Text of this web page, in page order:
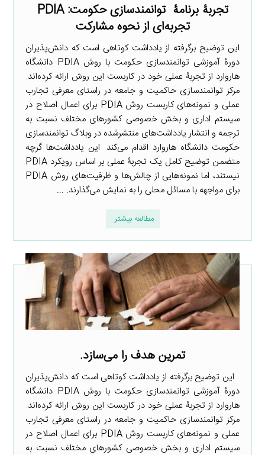
تجربۀ برنامۀ توانمندسازی حکومت: PDIA
تجربه‌ای از نحوه مشارکت
این توضیح برگرفته از یادداشت کوتاهی است که دانش‌پذیران
دورۀ آموزشی توانمندسازی حکومت با روش PDIA دانشگاه
هاروارد از تجربۀ عملی خود در کاربست این روش ارائه کرده‌اند.
مرکز توانمندسازی حاکمیت و جامعه در راستای معرفی تجارب
عملی و نمونه‌های کاربست روش PDIA برای اعمال اصلاح در
سیستم اداری و بخش خصوصی کشورهای مختلف نسبت به
ترجمه و انتشار یادداشت‌های منتشرشده در وبلاگ توانمندسازی
حکومت دانشگاه هاروارد اقدام می‌کند. این یادداشت‌ها گرچه
متضمن توضیح کامل یک تجربۀ عملی بر اساس رویکرد PDIA
نیستند، اما نمونه‌هایی از چالش‌ها و ظرفیت‌های روش PDIA
برای مواجهه با مسائل محلی را به نمایش می‌گذارند. ...
مطالعه بیشتر
تمرین هدف را می‌سازد.
این توضیح برگرفته از یادداشت کوتاهی است که دانش‌پذیران
دورۀ آموزشی توانمندسازی حکومت با روش PDIA دانشگاه
هاروارد از تجربۀ عملی خود در کاربست این روش ارائه کرده‌اند.
مرکز توانمندسازی حاکمیت و جامعه در راستای معرفی تجارب
عملی و نمونه‌های کاربست روش PDIA برای اعمال اصلاح در
سیستم اداری و بخش خصوصی کشورهای مختلف نسبت به